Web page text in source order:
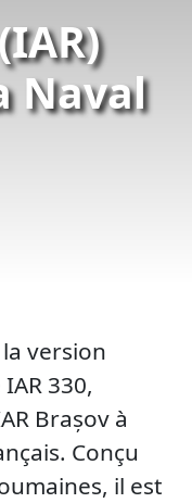
Naval
la version
330,
Brașov à
Conçu
il est